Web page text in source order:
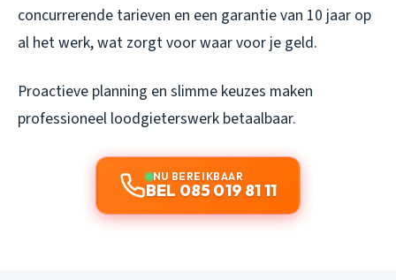
concurrerende tarieven en een garantie van 10 jaar op
al het werk, wat zorgt voor waar voor je geld.
Proactieve planning en slimme keuzes maken
professioneel loodgieterswerk betaalbaar.
NU BEREIKBAAR
BEL 085 019 81 11